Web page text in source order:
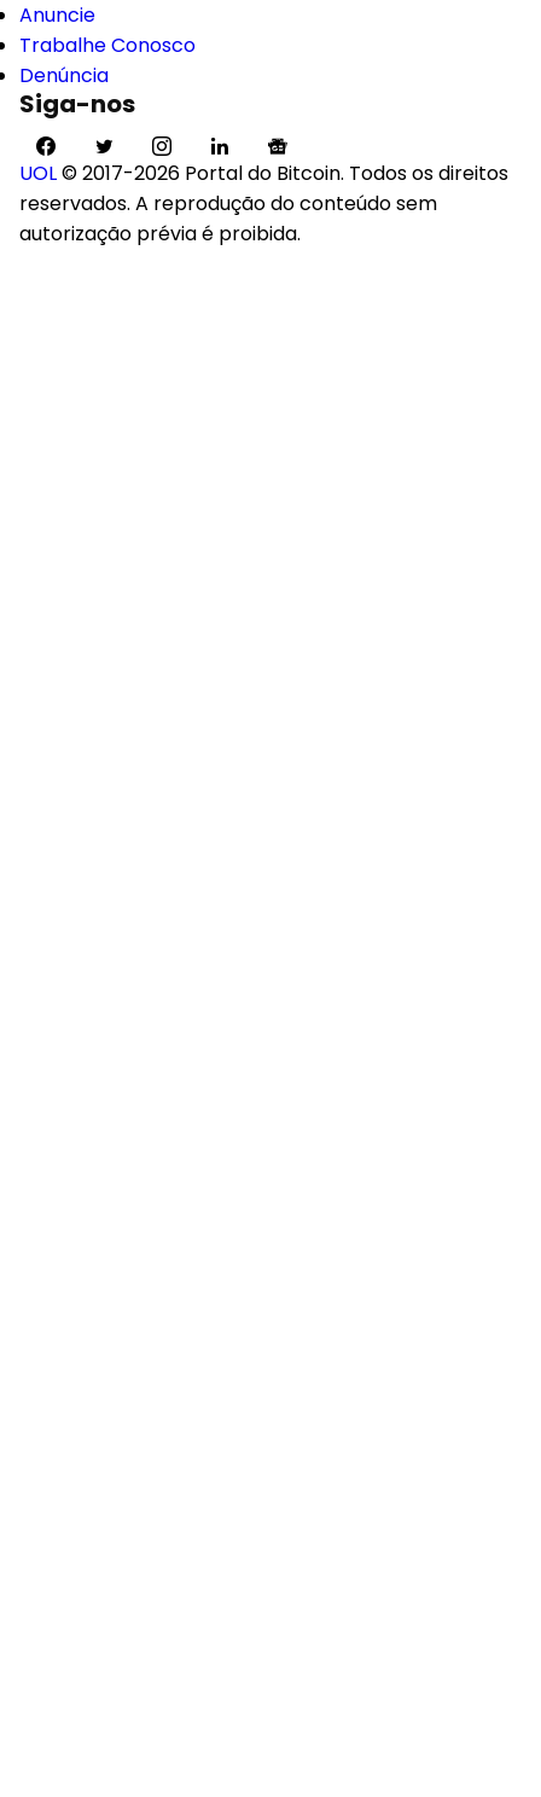
Anuncie
Trabalhe Conosco
Denúncia
Siga-nos
UOL© 2017-2026 Portal do Bitcoin. Todos os direitos
reservados. A reprodução do conteúdo sem
autorização prévia é proibida.